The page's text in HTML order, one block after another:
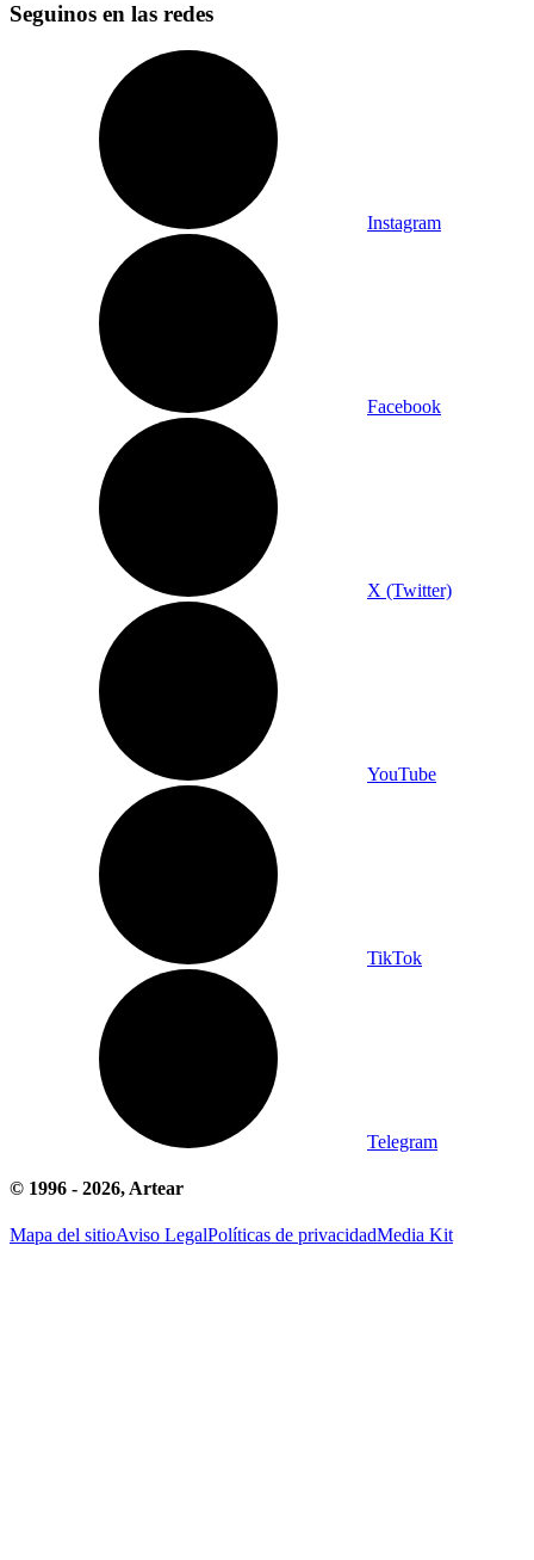
Seguinos en las redes
Instagram
Facebook
X (Twitter)
YouTube
TikTok
Telegram
© 1996 - 2026, Artear
Mapa del sitioAviso LegalPolíticas de privacidadMedia Kit